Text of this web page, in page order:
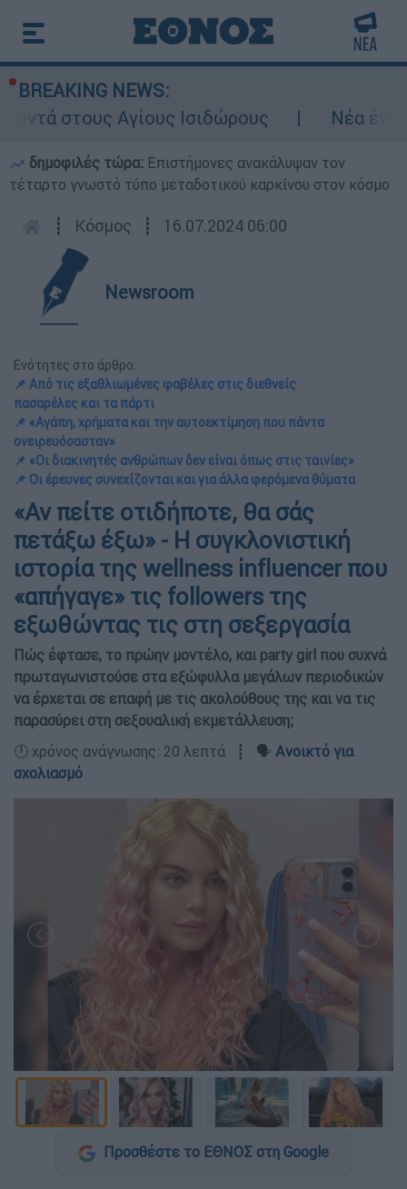
BREAKING NEWS:
Ισιδώρους
Νέα ένταση στα Στενά
δημοφιλές τώρα: Επιστήμονες ανακάλυψαν τον
τέταρτο γνωστό τύπο μεταδοτικού καρκίνου στον κόσμο
┋ Κόσμος ┋ 16.07.2024 06:00
Newsroom
Ενότητες στο άρθρο:
📌 Από τις εξαθλιωμένες φαβέλες στις διεθνείς
πασαρέλες και τα πάρτι
📌 «Αγάπη, χρήματα και την αυτοεκτίμηση που πάντα
ονειρευόσασταν»
📌 «Οι διακινητές ανθρώπων δεν είναι όπως στις ταινίες»
📌 Οι έρευνες συνεχίζονται και για άλλα φερόμενα θύματα
«Αν πείτε οτιδήποτε, θα σάς
πετάξω έξω» - Η συγκλονιστική
ιστορία της wellness influencer που
«απήγαγε» τις followers της
εξωθώντας τις στη σεξεργασία
Πώς έφτασε, το πρώην μοντέλο, και party girl που συχνά
πρωταγωνιστούσε στα εξώφυλλα μεγάλων περιοδικών
να έρχεται σε επαφή με τις ακολούθους της και να τις
παρασύρει στη σεξουαλική εκμετάλλευση;
🕛 χρόνος ανάγνωσης: 20 λεπτά ┋ 🗣️ Ανοικτό για
σχολιασμό
Προσθέστε το ΕΘΝΟΣ στη Google